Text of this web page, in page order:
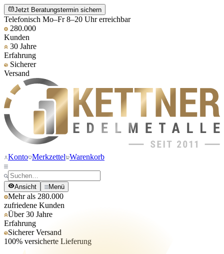
Jetzt Beratungstermin sichern
Telefonisch Mo–Fr 8–20 Uhr erreichbar
280.000
Kunden
30 Jahre
Erfahrung
Sicherer
Versand
Konto Merkzettel Warenkorb
Ansicht Menü
Mehr als 280.000
zufriedene Kunden
Über 30 Jahre
Erfahrung
Sicherer Versand
100% versicherte Lieferung